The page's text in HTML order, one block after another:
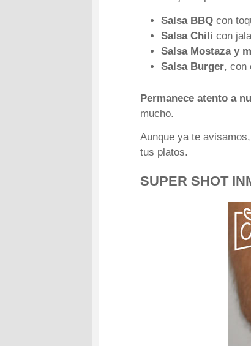
Salsa BBQ con
Salsa Chili con
Salsa Mostaza y
Salsa Burger, con
Permanece atento a
mucho.
Aunque ya te
tus platos.
SUPER SHOT